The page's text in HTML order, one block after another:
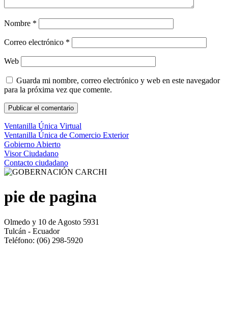
Nombre *
Correo electrónico *
Web
Guarda mi nombre, correo electrónico y web en este navegador
para la próxima vez que comente.
Ventanilla Única Virtual
Ventanilla Única de Comercio Exterior
Gobierno Abierto
Visor Ciudadano
Contacto ciudadano
pie de pagina
Olmedo y 10 de Agosto 5931
Tulcán - Ecuador
Teléfono: (06) 298-5920